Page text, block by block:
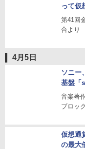
って仮
第41回
合より
4月5日
ソニー
基盤「
音楽著
ブロッ
仮想通
の最大